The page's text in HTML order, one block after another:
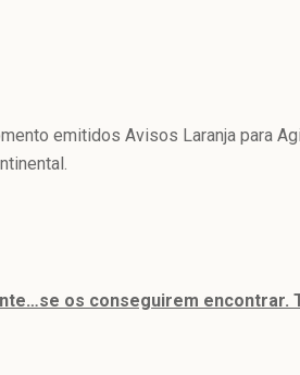
emitidos Avisos Laranja para
os conseguirem encontrar.